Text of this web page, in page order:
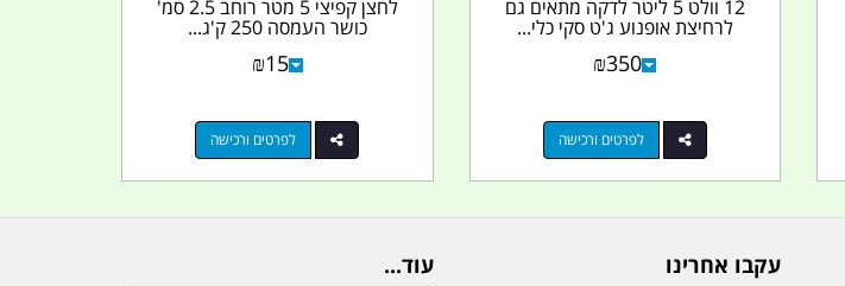
12 וולט 5 ליטר לדקה מתאים גם
לרחיצת אופנוע ג'ט סקי כלי...
₪350
לפרטים ורכישה
לחצן קפיצי 5 מטר רוחב 2.5 סמ'
כושר העמסה 250 ק'ג...
₪15
לפרטים ורכישה
עקבו אחרינו עוד...